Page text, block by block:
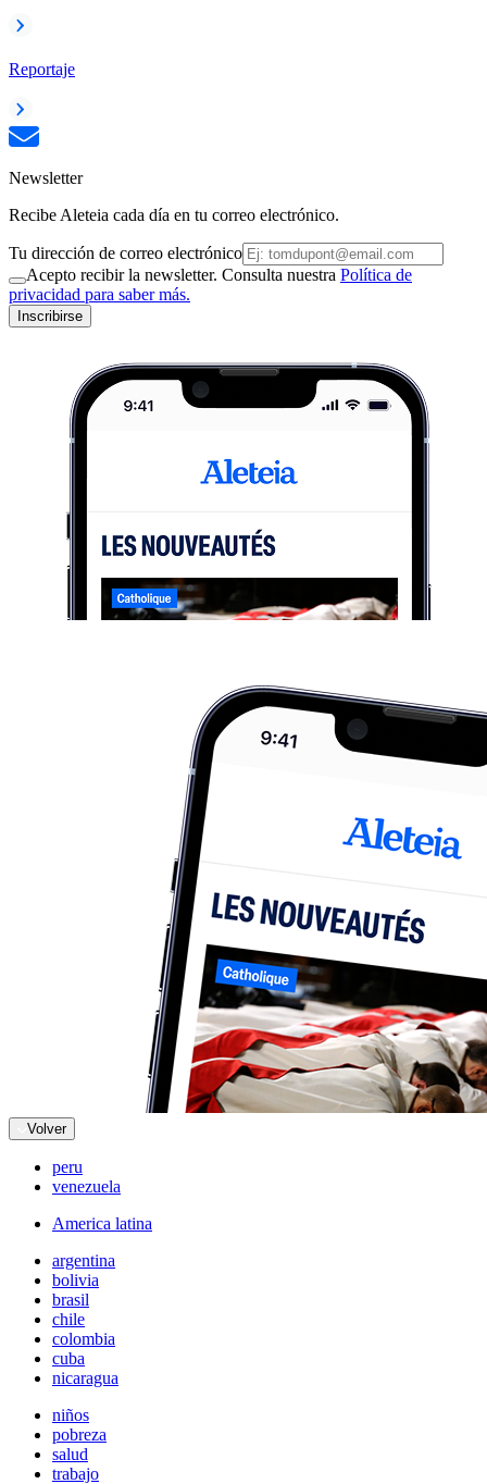
Reportaje
Newsletter
Recibe Aleteia cada día en tu correo electrónico.
Tu dirección de correo electrónico
Acepto recibir la newsletter. Consulta nuestra Política de
privacidad para saber más.
Inscribirse
Volver
peru
venezuela
America latina
argentina
bolivia
brasil
chile
colombia
cuba
nicaragua
niños
pobreza
salud
trabajo